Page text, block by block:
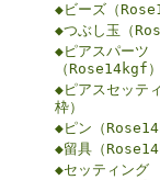
◆ビーズ（
◆つぶし玉（
◆ピアスパーツ
（Rose14kgf）
◆ピアスセッテ
枠）
◆ピン（
◆留具（
◆セッティング